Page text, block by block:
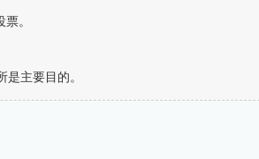
。
是主要目的。